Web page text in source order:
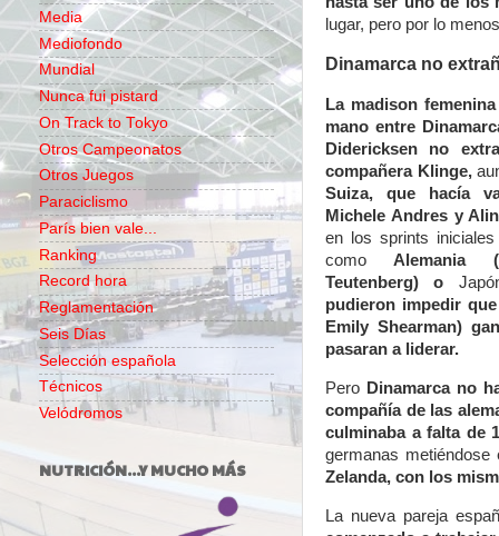
lugar, pero por lo
Dinamarca no
La madison
mano entre
Didericksen no
compañera Klinge,
Suiza, que hacía
Michele Andres y
en los sprints
como Alemania
Teutenberg) o
pudieron impedir
Emily Shearman)
pasaran a liderar.
Pero Dinamarca no
compañía de las
culminaba a falta de
germanas
Zelanda, con los
La nueva pareja
Media
Mediofondo
Mundial
Nunca fui pistard
On Track to Tokyo
Otros Campeonatos
Otros Juegos
Paraciclismo
París bien vale...
Ranking
Record hora
Reglamentación
Seis Días
Selección española
Técnicos
Velódromos
NUTRICIÓN...Y MUCHO MÁS